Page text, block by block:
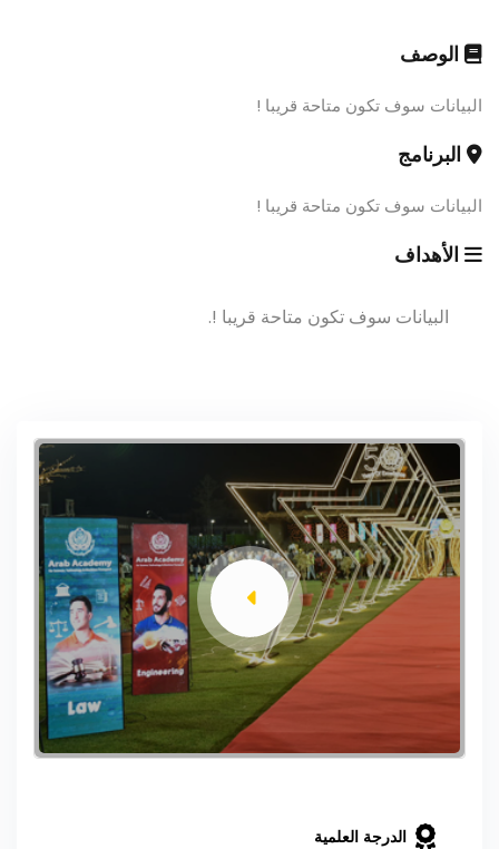
الوصف
البيانات سوف تكون متاحة قريبا !
البرنامج
البيانات سوف تكون متاحة قريبا !
الأهداف
البيانات سوف تكون متاحة قريبا !.
الدرجة العلمية